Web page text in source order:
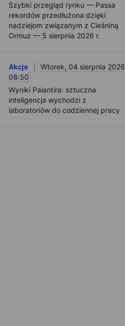
Szybki przegląd rynku — Passa
rekordów przedłużona dzięki
nadziejom związanym z Cieśniną
Ormuz — 5 sierpnia 2026 r.
Akcje
Wtorek, 04 sierpnia 2026
08:50
Wyniki Palantira: sztuczna
inteligencja wychodzi z
laboratoriów do codziennej pracy